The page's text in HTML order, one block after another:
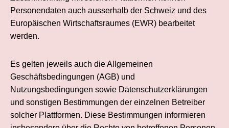
Personendaten auch ausserhalb der Schweiz und des
Europäischen Wirtschaftsraumes (EWR) bearbeitet
werden.
Es gelten jeweils auch die Allgemeinen
Geschäftsbedingungen (AGB) und
Nutzungsbedingungen sowie Datenschutzerklärungen
und sonstigen Bestimmungen der einzelnen Betreiber
solcher Plattformen. Diese Bestimmungen informieren